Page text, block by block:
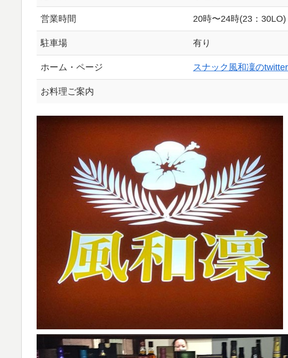
営業時間 20時〜24時(23：30LO)
駐車場 有り
ホーム・ページ スナック風和凜の
お料理ご案内